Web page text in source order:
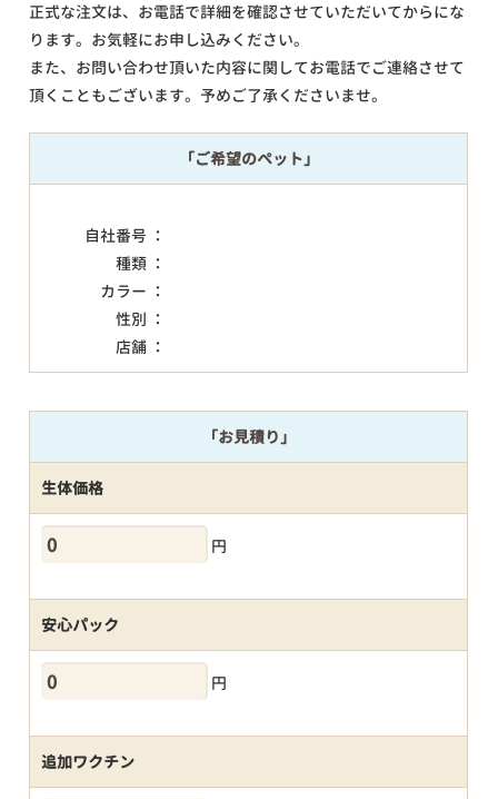
正式な注文は、お電話で詳細を確認させていただいてからにな
ります。お気軽にお申し込みください。
また、お問い合わせ頂いた内容に関してお電話でご連絡させて
頂くこともございます。予めご了承くださいませ。
「ご希望のペット」
自社番号 ：
種類 ：
カラー ：
性別 ：
店舗 ：
「お見積り」
生体価格
円
安心パック
円
追加ワクチン